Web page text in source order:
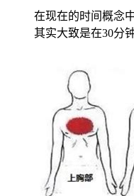
在现在的时间概念
其实大致是在30分